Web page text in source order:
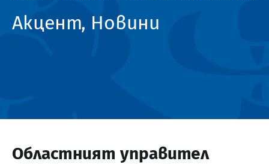
Акцент, Новини
Областният управител